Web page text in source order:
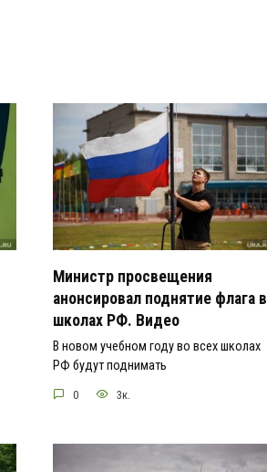
Министр просвещения
анонсировал поднятие флага в
школах РФ. Видео
В новом учебном году во всех школах
РФ будут поднимать
0 3к.